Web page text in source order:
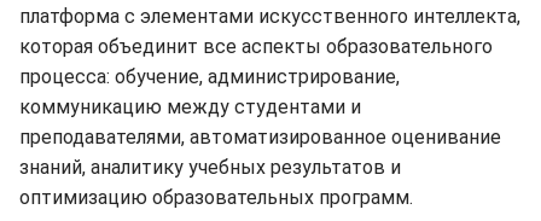
платформа с элементами искусственного интеллекта,
которая объединит все аспекты образовательного
процесса: обучение, администрирование,
коммуникацию между студентами и
преподавателями, автоматизированное оценивание
знаний, аналитику учебных результатов и
оптимизацию образовательных программ.